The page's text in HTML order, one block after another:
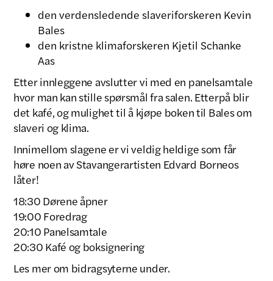
den verdensledende slaveriforskeren Kevin
Bales
den kristne klimaforskeren Kjetil Schanke
Aas
Etter innleggene avslutter vi med en panelsamtale
hvor man kan stille spørsmål fra salen. Etterpå blir
det kafé, og mulighet til å kjøpe boken til Bales om
slaveri og klima.
Innimellom slagene er vi veldig heldige som får
høre noen av Stavangerartisten Edvard Borneos
låter!
18:30 Dørene åpner
19:00 Foredrag
20:10 Panelsamtale
20:30 Kafé og boksignering
Les mer om bidragsyterne under.